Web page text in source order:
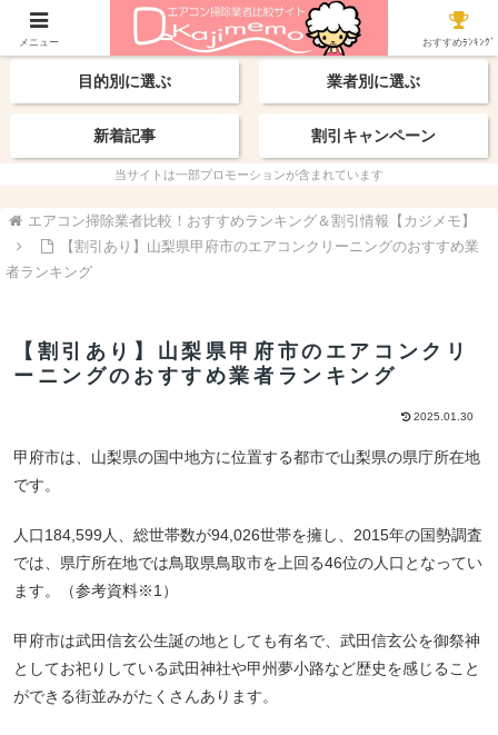
【最新】おすすめ業者 エリアから探す
目的別に選ぶ 業者別に選ぶ
新着記事 割引キャンペーン
当サイトは一部プロモーションが含まれています
エアコン掃除業者比較！おすすめランキング＆割引情報【カジメモ】
【割引あり】山梨県甲府市のエアコンクリーニングのおすすめ業
者ランキング
【割引あり】山梨県甲府市のエアコンクリ
ーニングのおすすめ業者ランキング
2025.01.30
甲府市は、山梨県の国中地方に位置する都市で山梨県の県庁所在地
です。
人口184,599人、総世帯数が94,026世帯を擁し、2015年の国勢調査
では、県庁所在地では鳥取県鳥取市を上回る46位の人口となってい
ます。（参考資料※1）
甲府市は武田信玄公生誕の地としても有名で、武田信玄公を御祭神
としてお祀りしている武田神社や甲州夢小路など歴史を感じること
ができる街並みがたくさんあります。
メニュー おすすめﾗﾝｷﾝｸﾞ